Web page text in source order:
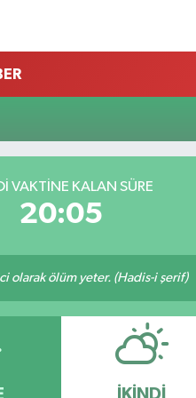
VAKTINE KALAN SÜRE
20:05
olarak ölüm yeter. (Hadis-i şerif)